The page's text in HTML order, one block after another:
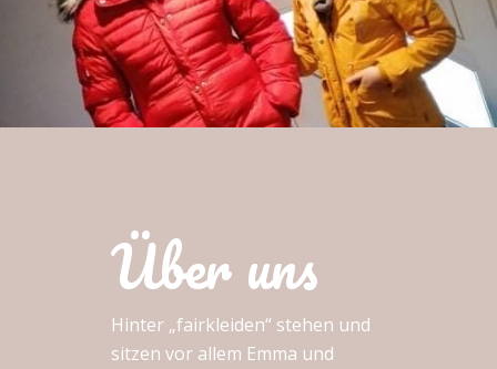
Über uns
Hinter „fairkleiden“ stehen und
sitzen vor allem Emma und